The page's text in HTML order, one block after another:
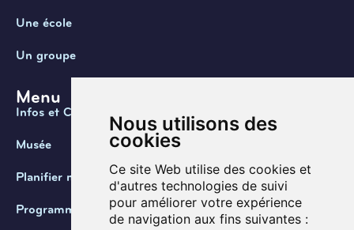
Nous utilisons des
cookies
Ce site Web utilise des cookies et
d'autres technologies de suivi
pour améliorer votre expérience
de navigation aux fins suivantes :
Une école
Un groupe
Menu
Infos et Contact
Musée
Planifier ma visite
Programmation